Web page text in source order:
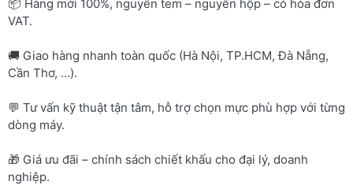
📦 Hàng mới 100%, nguyên tem – nguyên hộp – có hóa đơn
VAT.
🚚 Giao hàng nhanh toàn quốc (Hà Nội, TP.HCM, Đà Nẵng,
Cần Thơ, …).
💬 Tư vấn kỹ thuật tận tâm, hỗ trợ chọn mực phù hợp với từng
dòng máy.
🎁 Giá ưu đãi – chính sách chiết khấu cho đại lý, doanh
nghiệp.